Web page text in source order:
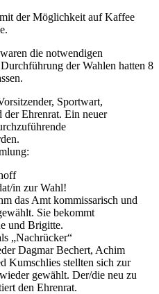
der Möglichkeit auf Kaffee
die notwendigen
der Wahlen hatten 8
Sportwart,
der Ehrenrat. Ein neuer
in zur Wahl!
das Amt kommissarisch und
Sie bekommt
und Brigitte.
„Nachrücker“
Dagmar Bechert, Achim
Kumschlies stellten sich zur
gewählt. Der/die neu zu
den Ehrenrat.